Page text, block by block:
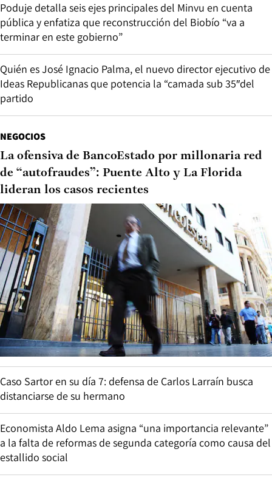
Poduje detalla seis ejes principales del Minvu en cuenta
pública y enfatiza que reconstrucción del Biobío “va a
terminar en este gobierno”
Quién es José Ignacio Palma, el nuevo director ejecutivo de
Ideas Republicanas que potencia la “camada sub 35″del
partido
NEGOCIOS
La ofensiva de BancoEstado por millonaria red
de “autofraudes”: Puente Alto y La Florida
lideran los casos recientes
Caso Sartor en su día 7: defensa de Carlos Larraín busca
distanciarse de su hermano
Economista Aldo Lema asigna “una importancia relevante”
a la falta de reformas de segunda categoría como causa del
estallido social